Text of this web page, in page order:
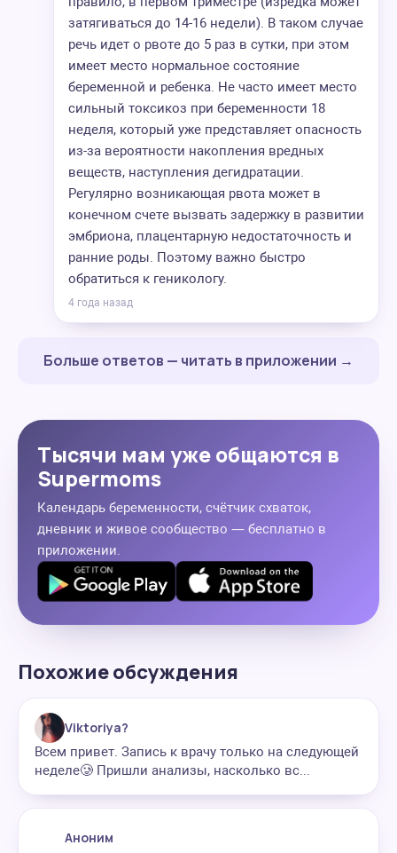
затягиваться до 14-16 недели). В таком случае
речь идет о рвоте до 5 раз в сутки, при этом
имеет место нормальное состояние
беременной и ребенка. Не часто имеет место
сильный токсикоз при беременности 18
неделя, который уже представляет опасность
из-за вероятности накопления вредных
веществ, наступления дегидратации.
Регулярно возникающая рвота может в
конечном счете вызвать задержку в развитии
эмбриона, плацентарную недостаточность и
ранние роды. Поэтому важно быстро
обратиться к геникологу.
4 года назад
Больше ответов — читать в приложении →
Тысячи мам уже общаются в
Supermoms
Календарь беременности, счётчик схваток,
дневник и живое сообщество — бесплатно в
приложении.
Похожие обсуждения
Viktoriya?
Всем привет. Запись к врачу только на следующей
неделе🥲 Пришли анализы, насколько вс...
Аноним